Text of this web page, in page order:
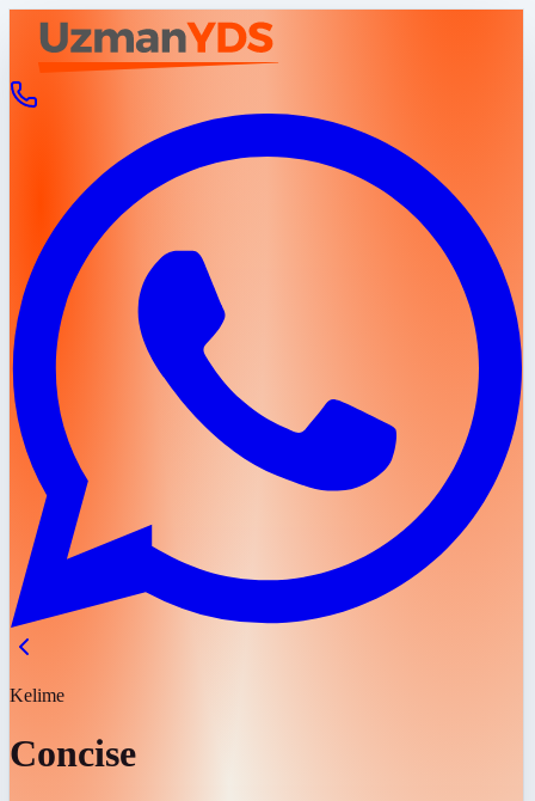
Kelime
Concise